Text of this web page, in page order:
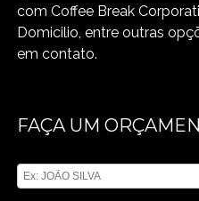
com Coffee Break
Domicilio, entre outras
em contato.
FAÇA UM